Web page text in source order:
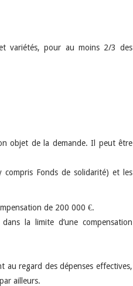
variétés, pour au moins 2/3 des
objet de la demande. Il peut être
compris Fonds de solidarité) et les
de 200 000 €.
la limite d’une compensation
au regard des dépenses effectives,
ailleurs.